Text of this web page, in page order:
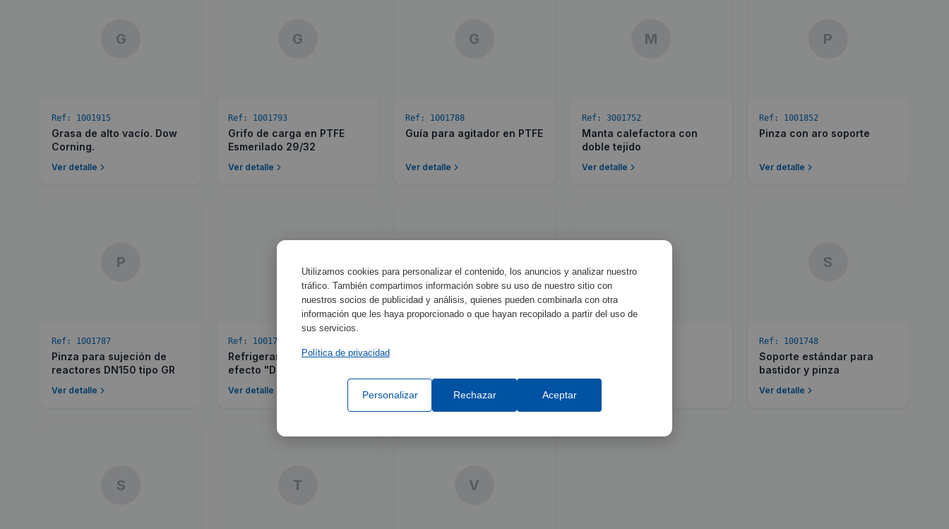
G
Ref: 1001915
Grasa de alto vacío. Dow
Corning.
Ver detalle
G
Ref: 1001793
Grifo de carga en PTFE
Esmerilado 29/32
Ver detalle
G
Ref: 1001788
Guía para agitador en PTFE
Ver detalle
M
Ref:3001752
Manta calefactora con
doble tejido
Ver detalle
P
Ref: 1001852
Pinza con aro soporte
Ver detalle
P
Ref: 1001787
Pinza para sujeción de
reactores DN150 tipo GR
Ver detalle
Ref: 1001792
Refrigerante de doble
efecto "Dimroth"
Ver detalle
S
Ref: 1001748
Soporte estándar para
bastidor y pinza
Ver detalle
S T V
Utilizamos cookies para personalizar el contenido, los anuncios y analizar nuestro
tráfico. También compartimos información sobre su uso de nuestro sitio con
nuestros socios de publicidad y análisis, quienes pueden combinarla con otra
información que les haya proporcionado o que hayan recopilado a partir del uso de
sus servicios.
Política de privacidad
Personalizar Rechazar Aceptar